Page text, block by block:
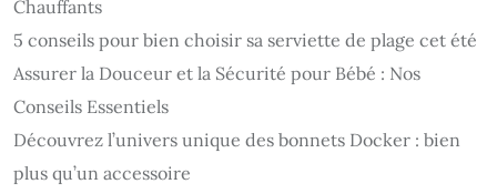
Chauffants
5 conseils pour bien choisir sa serviette de plage cet été
Assurer la Douceur et la Sécurité pour Bébé : Nos
Conseils Essentiels
Découvrez l’univers unique des bonnets Docker : bien
plus qu’un accessoire